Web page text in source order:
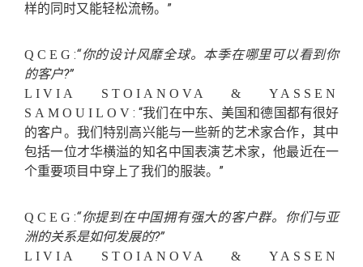
样的同时又能轻松流畅。”
QCEG :“你的设计风靡全球。本季在哪里可以看到你
的客户?”
LIVIA STOIANOVA & YASSEN
SAMOUILOV : “我们在中东、美国和德国都有很好
的客户。我们特别高兴能与一些新的艺术家合作，其中
包括一位才华横溢的知名中国表演艺术家，他最近在一
个重要项目中穿上了我们的服装。”
QCEG :“你提到在中国拥有强大的客户群。你们与亚
洲的关系是如何发展的?”
LIVIA STOIANOVA & YASSEN